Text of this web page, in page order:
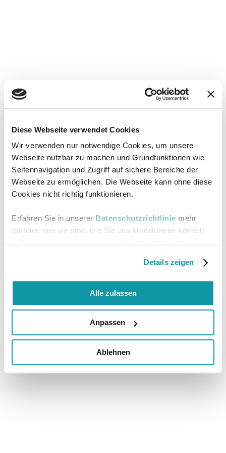
Diese Webseite verwendet Cookies
Wir verwenden nur notwendige Cookies, um unsere
Webseite nutzbar zu machen und Grundfunktionen wie
Seitennavigation und Zugriff auf sichere Bereiche der
Webseite zu ermöglichen. Die Webseite kann ohne diese
Cookies nicht richtig funktionieren.
Erfahren Sie in unserer Datenschutzrichtlinie mehr
darüber, wer wir sind, wie Sie uns kontaktieren können
Details zeigen
Alle zulassen
Anpassen
Ablehnen